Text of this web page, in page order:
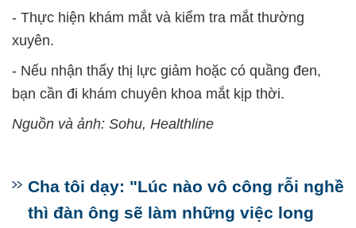
- Thực hiện khám mắt và kiểm tra mắt thường
xuyên.
- Nếu nhận thấy thị lực giảm hoặc có quầng đen,
bạn cần đi khám chuyên khoa mắt kịp thời.
Nguồn và ảnh: Sohu, Healthline
Cha tôi dạy: "Lúc nào vô công rỗi nghề
thì đàn ông sẽ làm những việc long